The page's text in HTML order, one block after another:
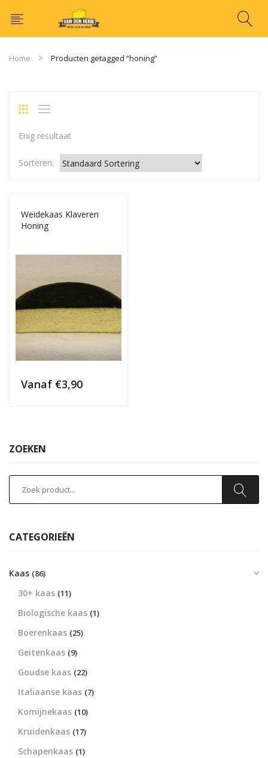
Home Producten getagged “honing”
Enig resultaat
Sorteren:
Weidekaas Klaveren
Honing
Vanaf €3,90
ZOEKEN
CATEGORIEËN
Kaas (86)
30+ kaas (11)
Biologische kaas (1)
Boerenkaas (25)
Geitenkaas (9)
Goudse kaas (22)
Italiaanse kaas (7)
Komijnekaas (10)
Kruidenkaas (17)
Schapenkaas (1)